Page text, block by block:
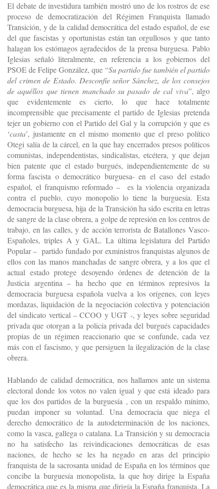
El debate de investidura también mostró uno de los rostros de ese
proceso de democratización del Régimen Franquista llamado
Transición, y de la calidad democrática del estado español, de ese
del que fascistas y oportunistas están tan orgullosos y que tanto
halagan los estómagos agradecidos de la prensa burguesa. Pablo
Iglesias señaló literalmente, en referencia a los gobiernos del
PSOE de Felipe González, que “Su partido fue también el partido
del crimen de Estado. Desconfíe señor Sánchez, de los consejos
de aquéllos que tienen manchado su pasado de cal viva”, algo
que evidentemente es cierto, lo que hace totalmente
incomprensible que precisamente el partido de Iglesias pretenda
tejer un gobierno con el Partido del Gal y la corrupción y que es
‘casta’, justamente en el mismo momento que el preso político
Otegi salía de la cárcel, en la que hay encerrados presos políticos
comunistas, independentistas, sindicalistas, etcétera, y que dejan
bien patente que el estado burgués, independientemente de su
forma fascista o democrático burguesa- en el caso del estado
español, el franquismo reformado – es la violencia organizada
contra el pueblo, cuyo monopolio lo tiene la burguesía. Esta
democracia burguesa, hija de la Transición ha sido escrita en letras
de sangre de la clase obrera, a golpe de represión en los centros de
trabajo, en las calles, y de acción terrorista de Batallones Vasco-
Españoles, triples A y GAL. La última legislatura del Partido
Popular – partido fundado por exministros franquistas algunos de
ellos con las manos manchadas de sangre obrera, y a los que el
actual estado protege desoyendo órdenes de detención de la
Justicia argentina – ha hecho que en términos represivos la
democracia burguesa española vuelva a los orígenes, con leyes
mordazas, liquidación de la negociación colectiva y potenciación
del sindicato vertical – CCOO y UGT -, y leyes sobre seguridad
privada que otorgan a la policía privada del burgués capacidades
propias de un régimen reaccionario que se confunde, cada vez
más con el fascismo, y que persiguen la ilegalización de la clase
obrera.
Hablando de calidad democrática, nos hallamos ante un sistema
electoral donde los votos no valen igual y que está ideado para
que los dos partidos de la burguesía , con un respaldo mínimo,
puedan imponer su voluntad. Una democracia que niega el
derecho democrático de la autodeterminación de los naciones,
como la vasca, gallega o catalana. La Transición y su democracia
no ha satisfecho las reivindicaciones democráticas de esas
naciones, de hecho se les ha negado en aras del principio
franquista de la sacrosanta unidad de España en los términos que
concibe la burguesía monopolista, la que hoy dirige la España
democrática que es la misma que dirigía la España franquista. La